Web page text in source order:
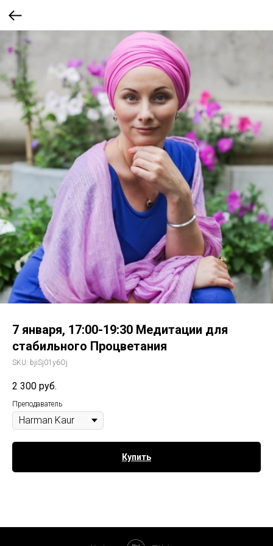
7 января, 17:00-19:30 Медитации для
стабильного Процветания
SKU: bjiSj01y6Oj
2 300 руб.
Преподаватель
Купить